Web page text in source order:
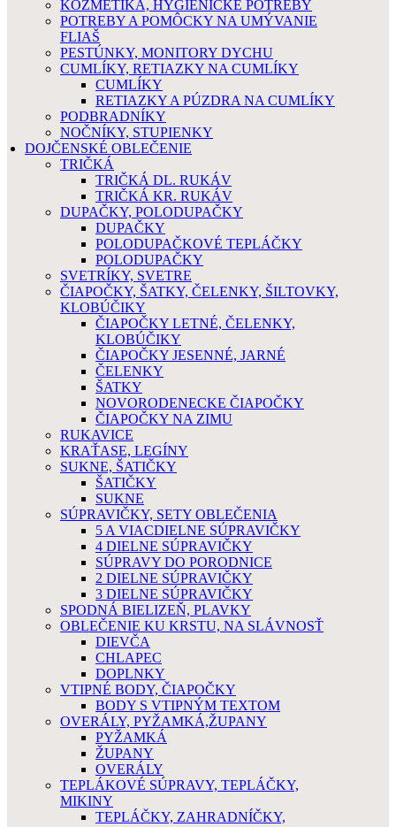
KOZMETIKA, HYGIENICKÉ POTREBY
POTREBY A POMÔCKY NA UMÝVANIE
FLIAŠ
PESTÚNKY, MONITORY DYCHU
CUMLÍKY, RETIAZKY NA CUMLÍKY
CUMLÍKY
RETIAZKY A PÚZDRA NA CUMLÍKY
PODBRADNÍKY
NOČNÍKY, STUPIENKY
DOJČENSKÉ OBLEČENIE
TRIČKÁ
TRIČKÁ DL. RUKÁV
TRIČKÁ KR. RUKÁV
DUPAČKY, POLODUPAČKY
DUPAČKY
POLODUPAČKOVÉ TEPLÁČKY
POLODUPAČKY
SVETRÍKY, SVETRE
ČIAPOČKY, ŠATKY, ČELENKY, ŠILTOVKY,
KLOBÚČIKY
ČIAPOČKY LETNÉ, ČELENKY,
KLOBÚČIKY
ČIAPOČKY JESENNÉ, JARNÉ
ČELENKY
ŠATKY
NOVORODENECKE ČIAPOČKY
ČIAPOČKY NA ZIMU
RUKAVICE
KRAŤASE, LEGÍNY
SUKNE, ŠATIČKY
ŠATIČKY
SUKNE
SÚPRAVIČKY, SETY OBLEČENIA
5 A VIACDIELNE SÚPRAVIČKY
4 DIELNE SÚPRAVIČKY
SÚPRAVY DO PORODNICE
2 DIELNE SÚPRAVIČKY
3 DIELNE SÚPRAVIČKY
SPODNÁ BIELIZEŇ, PLAVKY
OBLEČENIE KU KRSTU, NA SLÁVNOSŤ
DIEVČA
CHLAPEC
DOPLNKY
VTIPNÉ BODY, ČIAPOČKY
BODY S VTIPNÝM TEXTOM
OVERÁLY, PYŽAMKÁ,ŽUPANY
PYŽAMKÁ
ŽUPANY
OVERÁLY
TEPLÁKOVÉ SÚPRAVY, TEPLÁČKY,
MIKINY
TEPLÁČKY, ZAHRADNÍČKY,